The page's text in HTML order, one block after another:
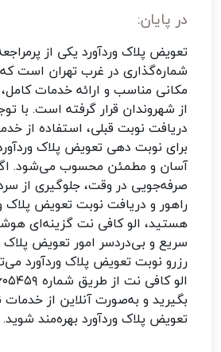
در پایان:
تعویض پلاک وردآورد یکی از
شماره‌گذاری در غرب تهران است
مکانی مناسب و ارائه خدمات
از شهروندان قرار گرفته است. با
دریافت نوبت قبلی، استفاده از
برای نوبت دهی تعویض پلاک
آسان و مطمئن محسوب می‌شود.
صرفه‌جویی در وقت، جلوگیری از
راهور و دریافت نوبت تعویض پلاک
هستید، الو کافی نت گزینه‌ای
سریع و بی‌دردسر امور تعویض پلاک
رزرو نوبت تعویض پلاک وردآورد
بگیرید و به‌صورت آنلاین از
تعویض پلاک وردآورد بهره‌مند شوید.